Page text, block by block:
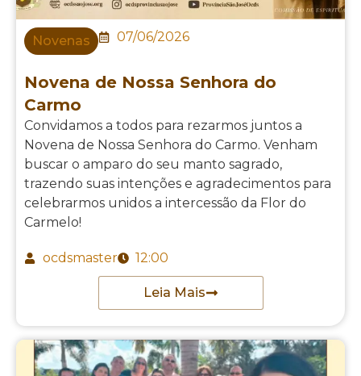
Novenas 07/06/2026
Novena de Nossa Senhora do
Carmo
Convidamos a todos para rezarmos juntos a
Novena de Nossa Senhora do Carmo. Venham
buscar o amparo do seu manto sagrado,
trazendo suas intenções e agradecimentos para
celebrarmos unidos a intercessão da Flor do
Carmelo!
ocdsmaster 12:00
Leia Mais